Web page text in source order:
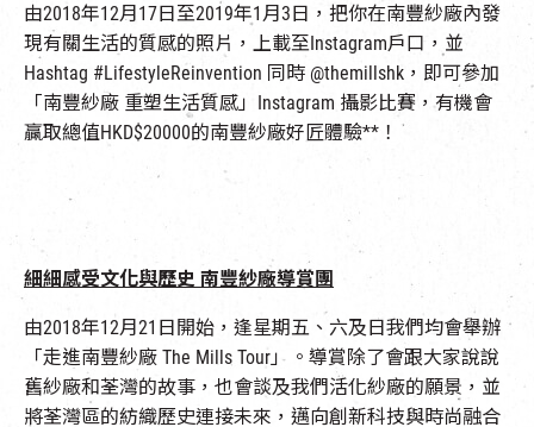
由2018年12月17日至2019年1月3日，把你在南豐紗廠內發
現有關生活的質感的照片，上載至Instagram戶口，並
Hashtag #LifestyleReinvention 同時 @themillshk，即可參加
「南豐紗廠 重塑生活質感」Instagram 攝影比賽，有機會
贏取總值HKD$20000的南豐紗廠好匠體驗**！
細細感受文化與歷史 南豐紗廠導賞團
由2018年12月21日開始，逢星期五、六及日我們均會舉辦
「走進南豐紗廠 The Mills Tour」。導賞除了會跟大家說說
舊紗廠和荃灣的故事，也會談及我們活化紗廠的願景，並
將荃灣區的紡織歷史連接未來，邁向創新科技與時尚融合